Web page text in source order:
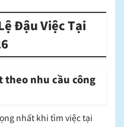
Đậu Việc Tại
theo nhu cầu công
nhất khi tìm việc tại